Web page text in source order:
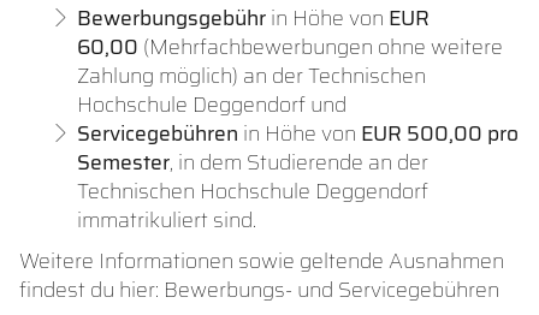
Bewerbungsgebührin Höhe von EUR
60,00 (Mehrfachbewerbungen ohne weitere
Zahlung möglich) an der Technischen
Hochschule Deggendorf und
Servicegebühren in Höhe von EUR 500,00 pro
Semester, in dem Studierende an der
Technischen Hochschule Deggendorf
immatrikuliert sind.
Weitere Informationen sowie geltende Ausnahmen
findest du hier: Bewerbungs- und Servicegebühren